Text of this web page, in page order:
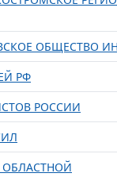
ОБЩЕСТВО
РФ
РОССИИ